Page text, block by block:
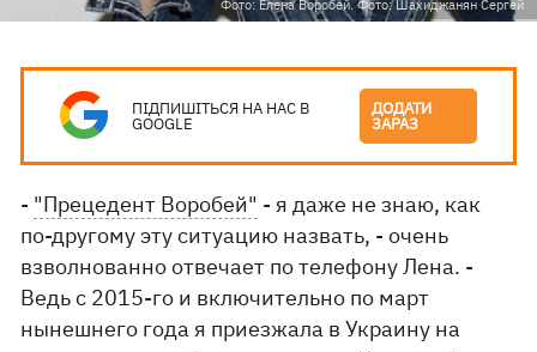
Фото: Елена Воробей. Фото: Шахиджанян Сергей
ПІДПИШІТЬСЯ НА НАС В
GOOGLE
ДОДАТИ
ЗАРАЗ
- "Прецедент Воробей" - я даже не знаю, как
по-другому эту ситуацию назвать, - очень
взволнованно отвечает по телефону Лена. -
Ведь с 2015-го и включительно по март
нынешнего года я приезжала в Украину на